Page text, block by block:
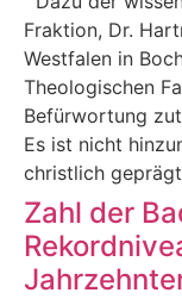
Fraktion, Dr.
Westfalen in
Theologischen
Befürwortung
Es ist nicht
christlich
Zahl der